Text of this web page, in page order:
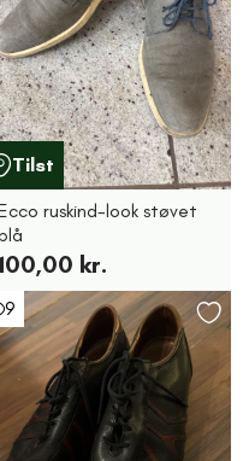
Tilst
ruskind-look støvet
kr.
9